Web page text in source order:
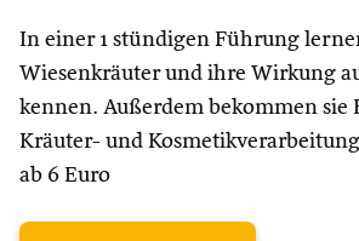
In einer 1 stündigen Führung
Wiesenkräuter und ihre Wirkung
kennen. Außerdem bekommen sie
Kräuter- und
ab 6 Euro